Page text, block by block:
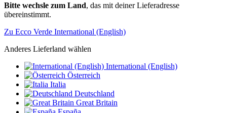
Bitte wechsle zum Land, das mit deiner Lieferadresse
übereinstimmt.
Zu Ecco Verde International (English)
Anderes Lieferland wählen
International (English)
Österreich
Italia
Deutschland
Great Britain